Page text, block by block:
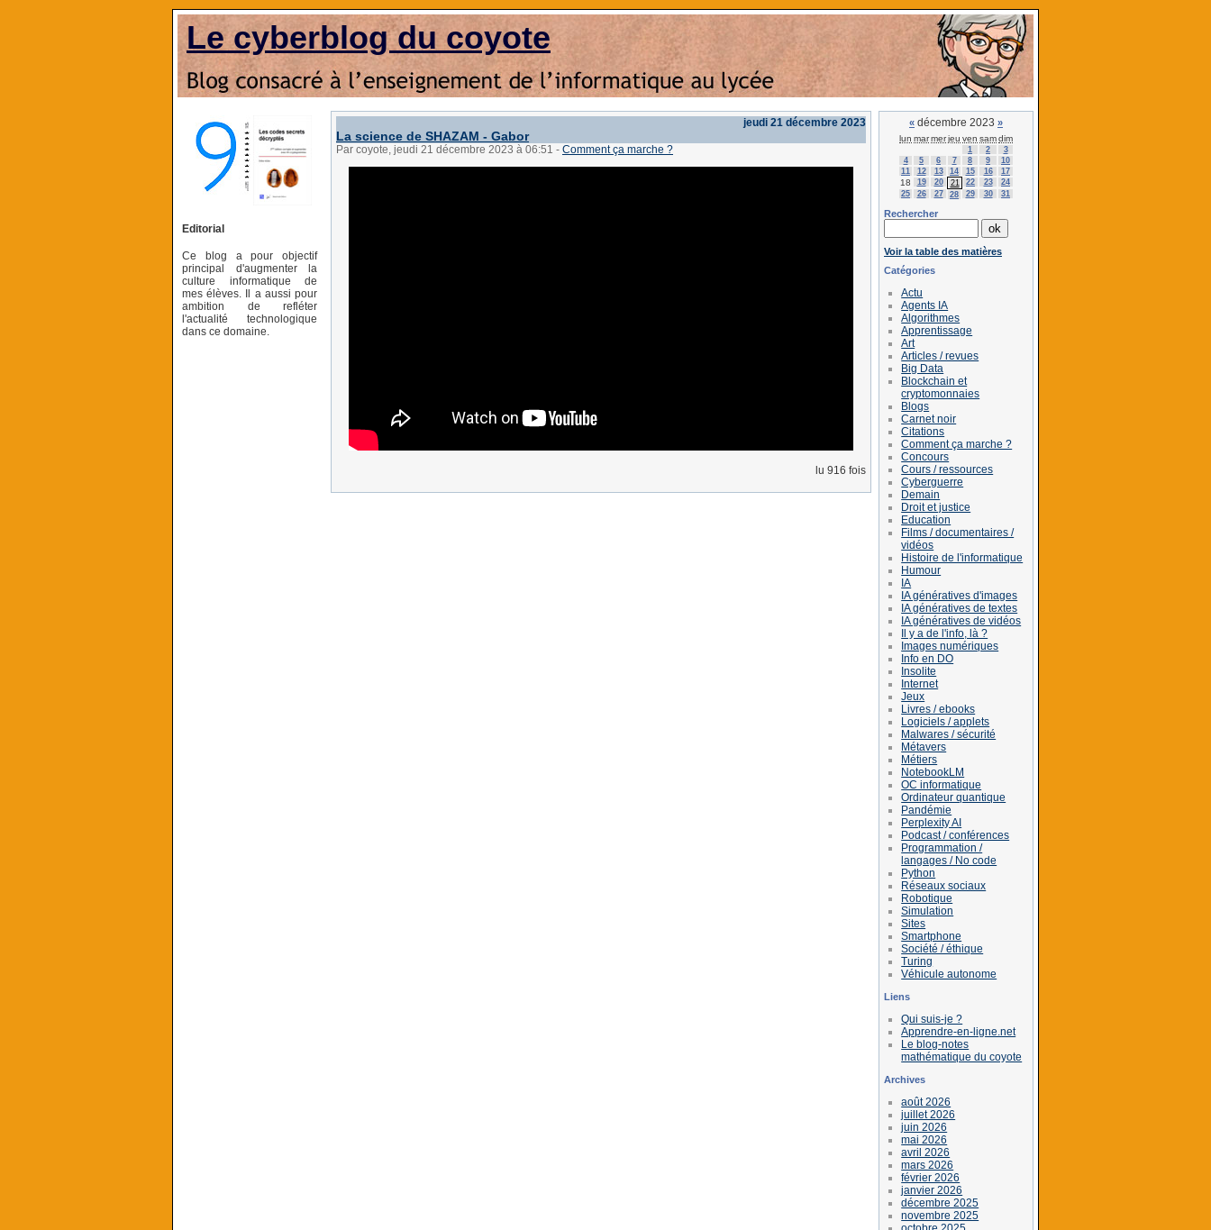
Le cyberblog du coyote
Editorial
Ce blog a pour objectif
principal d'augmenter la
culture informatique de
mes élèves. Il a aussi pour
ambition de refléter
l'actualité technologique
dans ce domaine.
jeudi 21 décembre 2023
La science de SHAZAM - Gabor
Par coyote, jeudi 21 décembre 2023 à 06:51 - Comment ça marche ?
lu 916 fois
« décembre 2023 »
lun marmerjeu ven samdim
1 2
3
4
5 6 7 8 9
10
11
12 13 14 15 16 17
18 19 20 21 22 23
24
25
26 27 28 29 30 31
Rechercher
Voir la table des matières
Catégories
Actu
Agents IA
Algorithmes
Apprentissage
Art
Articles / revues
Big Data
Blockchain et
cryptomonnaies
Blogs
Carnet noir
Citations
Comment ça marche ?
Concours
Cours / ressources
Cyberguerre
Demain
Droit et justice
Education
Films / documentaires /
vidéos
Histoire de l'informatique
Humour
IA
IA génératives d'images
IA génératives de textes
IA génératives de vidéos
Il y a de l'info, là ?
Images numériques
Info en DO
Insolite
Internet
Jeux
Livres / ebooks
Logiciels / applets
Malwares / sécurité
Métavers
Métiers
NotebookLM
OC informatique
Ordinateur quantique
Pandémie
Perplexity AI
Podcast / conférences
Programmation /
langages / No code
Python
Réseaux sociaux
Robotique
Simulation
Sites
Smartphone
Société / éthique
Turing
Véhicule autonome
Liens
Qui suis-je ?
Apprendre-en-ligne.net
Le blog-notes
mathématique du coyote
Archives
août 2026
juillet 2026
juin 2026
mai 2026
avril 2026
mars 2026
février 2026
janvier 2026
décembre 2025
novembre 2025